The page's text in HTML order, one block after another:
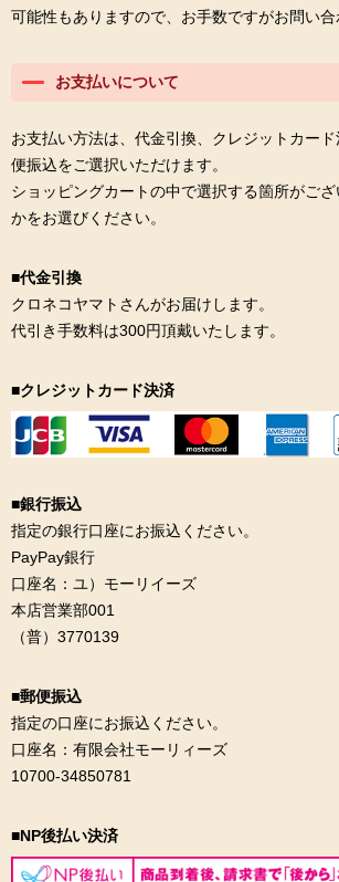
可能性もありますので、お手数ですがお問い合
お支払いについて
お支払い方法は、代金引換、クレジットカー
便振込をご選択いただけます。
ショッピングカートの中で選択する箇所がご
かをお選びください。
■代金引換
クロネコヤマトさんがお届けします。
代引き手数料は300円頂戴いたします。
■クレジットカード決済
■銀行振込
指定の銀行口座にお振込ください。
PayPay銀行
口座名：ユ）モーリイーズ
本店営業部001
（普）3770139
■郵便振込
指定の口座にお振込ください。
口座名：有限会社モーリィーズ
10700-34850781
■NP後払い決済